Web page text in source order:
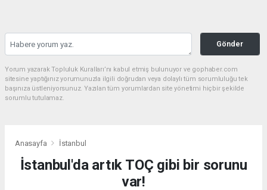
Gönder
Yorum yazarak Topluluk Kuralları’nı kabul etmiş bulunuyor ve gophaber.com
sitesine yaptığınız yorumunuzla ilgili doğrudan veya dolaylı tüm sorumluluğu tek
başınıza üstleniyorsunuz. Yazılan tüm yorumlardan site yönetimi hiçbir şekilde
sorumlu tutulamaz.
Anasayfa İstanbul
İstanbul'da artık TOÇ gibi bir sorunu
var!